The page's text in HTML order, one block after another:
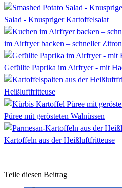
Salad - Knuspriger Kartoffelsalat
im Airfryer backen – schneller
Gefüllte Paprika im Airfryer - mit
Heißluftfritteuse
Püree mit gerösteten Walnüssen
Kartoffeln aus der Heißluftfritteuse
Teile diesen Beitrag